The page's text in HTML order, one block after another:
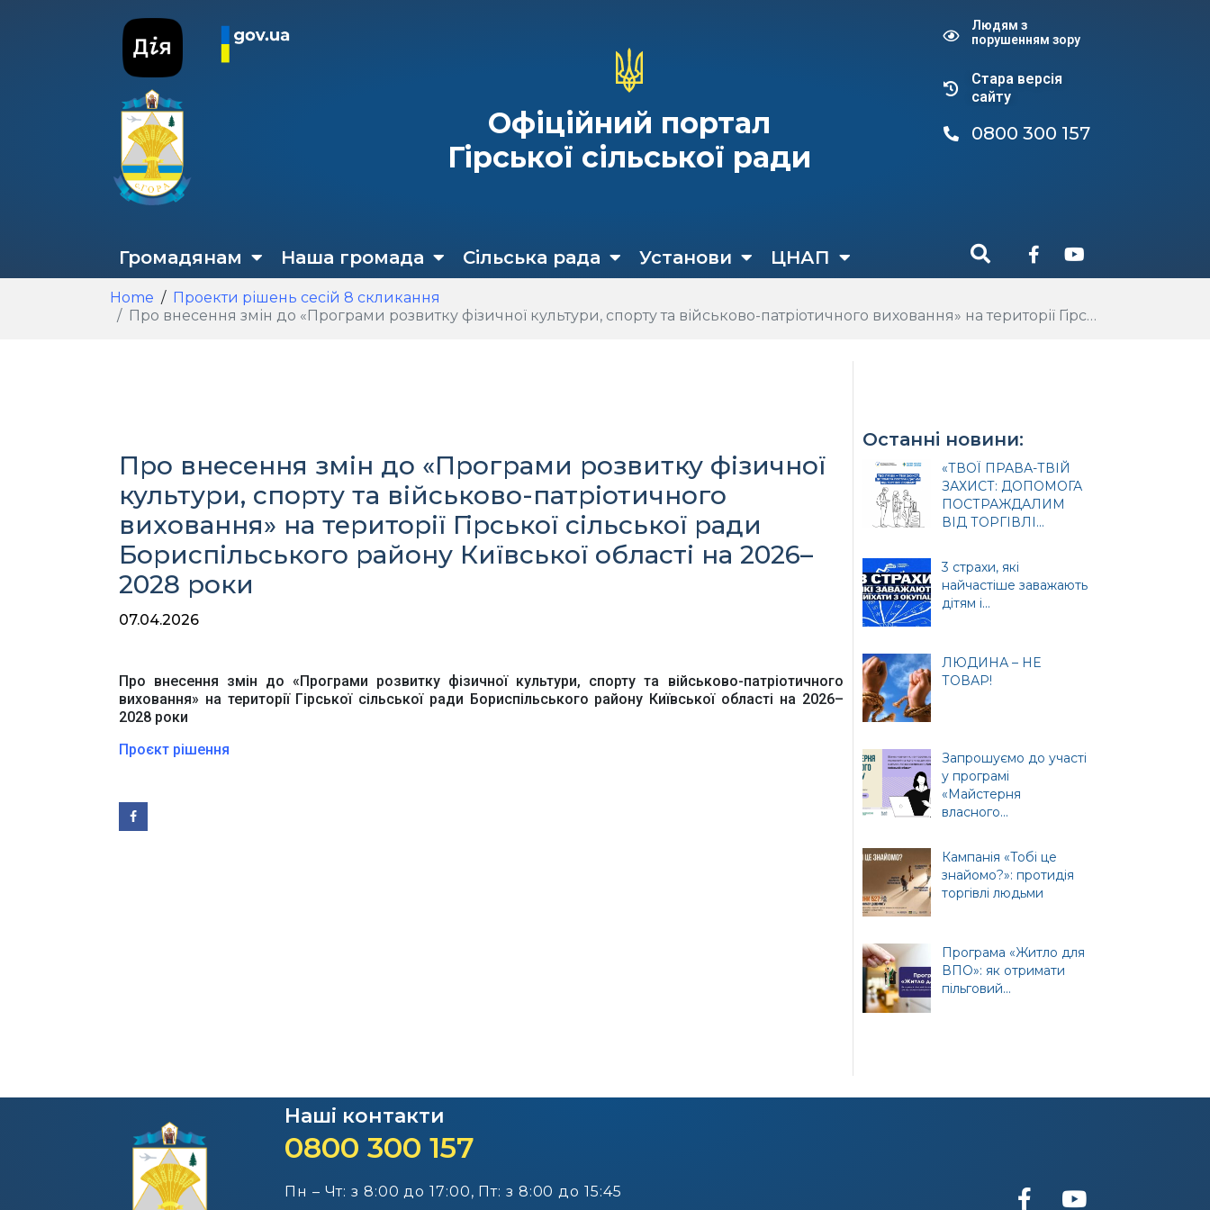
Офіційний портал
Гірської сільської ради
Людям з
порушенням зору
Стара версiя
сайту
0800 300 157
Громадянам Наша громада Сільська рада Установи ЦНАП
Home
Проекти рішень сесій 8 скликання
Про внесення змін до «Програми розвитку фізичної культури, спорту та військово-патріотичного виховання» на території Гірської сільської ради Бориспільського району Київської області на 2026–2028 роки
Про внесення змін до «Програми розвитку фізичної
культури, спорту та військово-патріотичного
виховання» на території Гірської сільської ради
Бориспільського району Київської області на 2026–
2028 роки
07.04.2026
Про внесення змін до «Програми розвитку фізичної культури, спорту та військово-патріотичного
виховання» на території Гірської сільської ради Бориспільського району Київської області на 2026–
2028 роки
Проєкт рішення
Останні новини:
«ТВОЇ ПРАВА-ТВІЙ
ЗАХИСТ: ДОПОМОГА
ПОСТРАЖДАЛИМ
ВІД ТОРГІВЛІ...
3 страхи, які
найчастіше заважають
дітям і...
ЛЮДИНА – НЕ
ТОВАР!
Запрошуємо до участі
у програмі
«Майстерня
власного...
Кампанія «Тобі це
знайомо?»: протидія
торгівлі людьми
Програма «Житло для
ВПО»: як отримати
пільговий...
Наші контакти
0800 300 157
Пн – Чт: з 8:00 до 17:00, Пт: з 8:00 до 15:45
Офіційний веб-сайт
Верховної Ради України
Офіційне інтернет-
Урядовий портал
Київська обласна